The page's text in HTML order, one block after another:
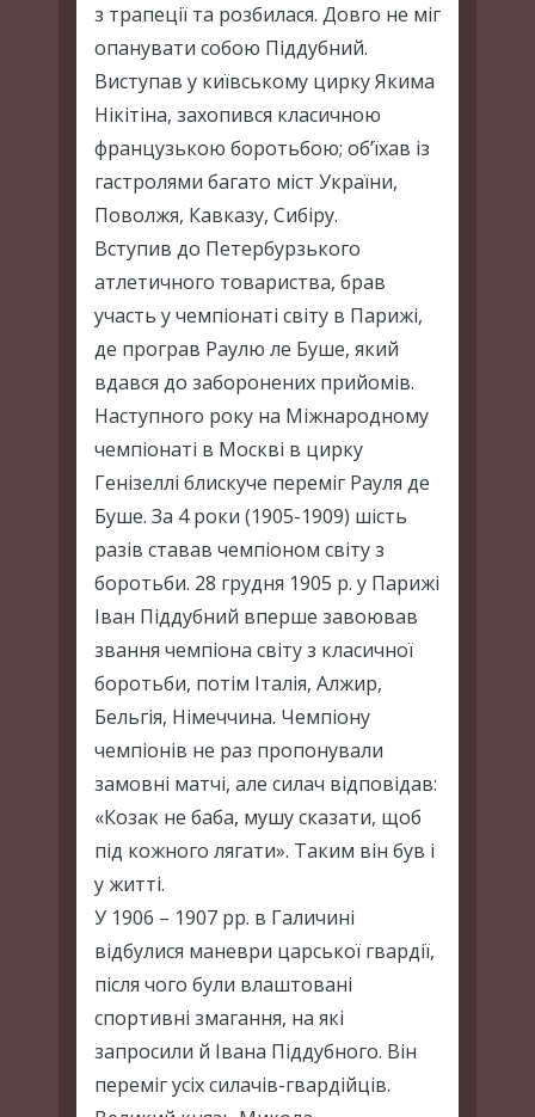
з трапеції та розбилася. Довго не міг
опанувати собою Піддубний.
Виступав у київському цирку Якима
Нікітіна, захопився класичною
французькою боротьбою; об’їхав із
гастролями багато міст України,
Поволжя, Кавказу, Сибіру.
Вступив до Петербурзького
атлетичного товариства, брав
участь у чемпіонаті світу в Парижі,
де програв Раулю ле Буше, який
вдався до заборонених прийомів.
Наступного року на Міжнародному
чемпіонаті в Москві в цирку
Генізеллі блискуче переміг Рауля де
Буше. За 4 роки (1905-1909) шість
разів ставав чемпіоном світу з
боротьби. 28 грудня 1905 р. у Парижі
Іван Піддубний вперше завоював
звання чемпіона світу з класичної
боротьби, потім Італія, Алжир,
Бельгія, Німеччина. Чемпіону
чемпіонів не раз пропонували
замовні матчі, але силач відповідав:
«Козак не баба, мушу сказати, щоб
під кожного лягати». Таким він був і
у житті.
У 1906 – 1907 рр. в Галичині
відбулися маневри царської гвардії,
після чого були влаштовані
спортивні змагання, на які
запросили й Івана Піддубного. Він
переміг усіх силачів-гвардійців.